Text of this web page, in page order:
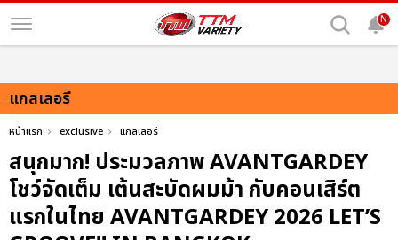
N
แกลเลอรี
หน้าแรก exclusive แกลเลอรี
สนุกมาก! ประมวลภาพ AVANTGARDEY
โชว์จัดเต็ม เต้นสะบัดผมม้า กับคอนเสิร์ต
แรกในไทย AVANTGARDEY 2026 LET’S